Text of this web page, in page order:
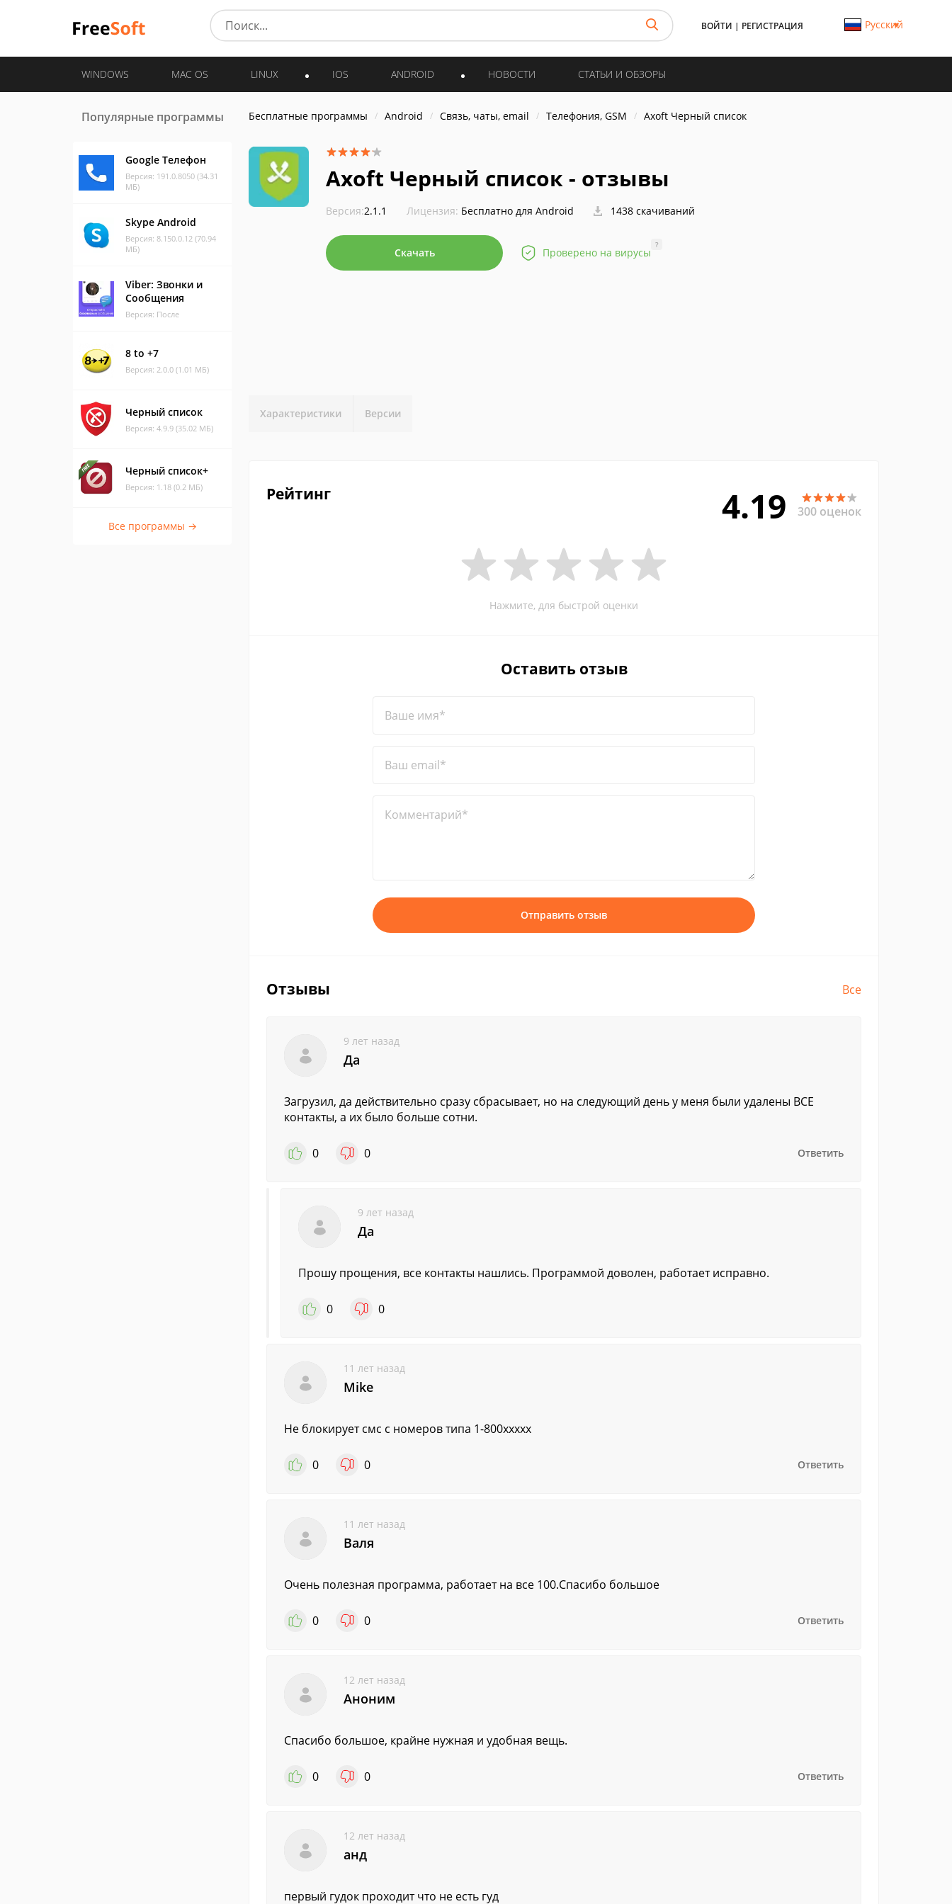
ВОЙТИ | РЕГИСТРАЦИЯ Русский
WINDOWS MAC OS LINUX IOS ANDROID НОВОСТИ СТАТЬИ И ОБЗОРЫ
Популярные программы
Google Телефон
Версия: 191.0.8050 (34.31
МБ)
Skype Android
Версия: 8.150.0.12 (70.94
МБ)
Viber: Звонки и
Сообщения
Версия: После
8 to +7
Версия: 2.0.0 (1.01 МБ)
Черный список
Версия: 4.9.9 (35.02 МБ)
Черный список+
Версия: 1.18 (0.2 МБ)
Все программы →
Бесплатные программы Android Связь, чаты, email Телефония, GSM Axoft Черный список
Axoft Черный список - отзывы
Версия:2.1.1 Лицензия: Бесплатно для Android 1438 скачиваний
Скачать Проверено на вирусы
?
Характеристики Версии
Рейтинг 4.19 300 оценок
Нажмите, для быстрой оценки
Оставить отзыв
Ваше имя*
Ваш email*
Комментарий*
Отправить отзыв
Отзывы Все
9 лет назад
Да
Загрузил, да действительно сразу сбрасывает, но на следующий день у меня были удалены ВСЕ
контакты, а их было больше сотни.
0 0 Ответить
9 лет назад
Да
Прошу прощения, все контакты нашлись. Программой доволен, работает исправно.
0 0
11 лет назад
Mike
Не блокирует смс с номеров типа 1-800ххххх
0 0 Ответить
11 лет назад
Валя
Очень полезная программа, работает на все 100.Спасибо большое
0 0 Ответить
12 лет назад
Аноним
Спасибо большое, крайне нужная и удобная вещь.
0 0 Ответить
12 лет назад
анд
первый гудок проходит что не есть гуд